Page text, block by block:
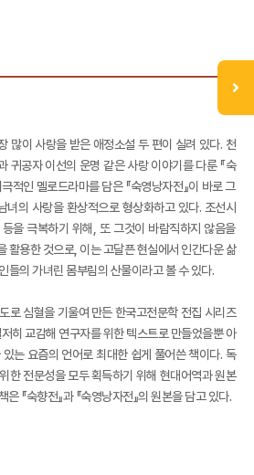
많이 사랑을 받은 애정소설 두 편이 실려 있다. 천
귀공자 이선의 운명 같은 사랑 이야기를 다룬 『숙
적인 멜로드라마를 담은 『숙영낭자전』이 바로 그
녀의 사랑을 환상적으로 형상화하고 있다. 조선시
을 극복하기 위해, 또 그것이 바람직하지 않음을
활용한 것으로, 이는 고달픈 현실에서 인간다운 삶
들의 가녀린 몸부림의 산물이라고 볼 수 있다.
로 심혈을 기울여 만든 한국고전문학 전집 시리즈
히 교감해 연구자를 위한 텍스트로 만들었을뿐 아
는 요즘의 언어로 최대한 쉽게 풀어쓴 책이다. 독
한 전문성을 모두 획득하기 위해 현대어역과 원본
『숙향전』과 『숙영낭자전』의 원본을 담고 있다.